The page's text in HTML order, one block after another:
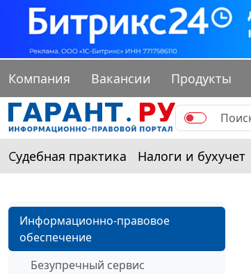
Компания Вакансии Продукты
Судебная практика Налоги и бухучет
Информационно-правовое
обеспечение
Безупречный сервис